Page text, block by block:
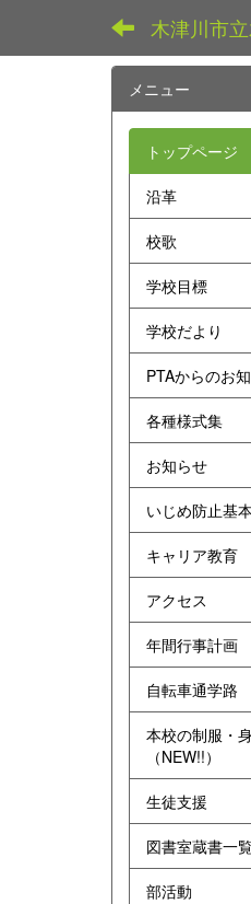
木津川市
メニュー
トップページ
沿革
校歌
学校目標
学校だより
PTAからのお
各種様式集
お知らせ
いじめ防止基
キャリア教育
アクセス
年間行事計画
自転車通学路
本校の制服・
（NEW!!）
生徒支援
図書室蔵書一
部活動